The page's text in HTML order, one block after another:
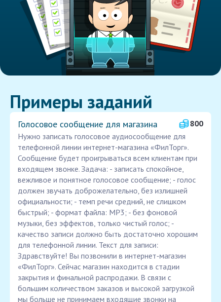
Примеры заданий
Голосовое сообщение для магазина
800
Нужно записать голосовое аудиосообщение для
телефонной линии интернет-магазина «ФилТорг».
Сообщение будет проигрываться всем клиентам при
входящем звонке. Задача: - записать спокойное,
вежливое и понятное голосовое сообщение; - голос
должен звучать доброжелательно, без излишней
официальности; - темп речи средний, не слишком
быстрый; - формат файла: MP3; - без фоновой
музыки, без эффектов, только чистый голос; -
качество записи должно быть достаточно хорошим
для телефонной линии. Текст для записи:
Здравствуйте! Вы позвонили в интернет-магазин
«ФилТорг». Сейчас магазин находится в стадии
закрытия и финальной распродажи. В связи с
большим количеством заказов и высокой загрузкой
мы больше не принимаем входящие звонки на